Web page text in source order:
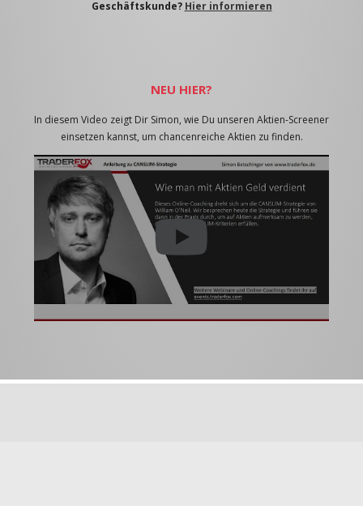
Geschäftskunde? Hier informieren
NEU HIER?
In diesem Video zeigt Dir Simon, wie Du unseren Aktien-Screener
einsetzen kannst, um chancenreiche Aktien zu finden.